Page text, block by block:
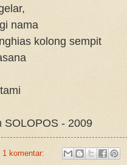
nama
kolong sempit
SOLOPOS - 2009
1 komentar: